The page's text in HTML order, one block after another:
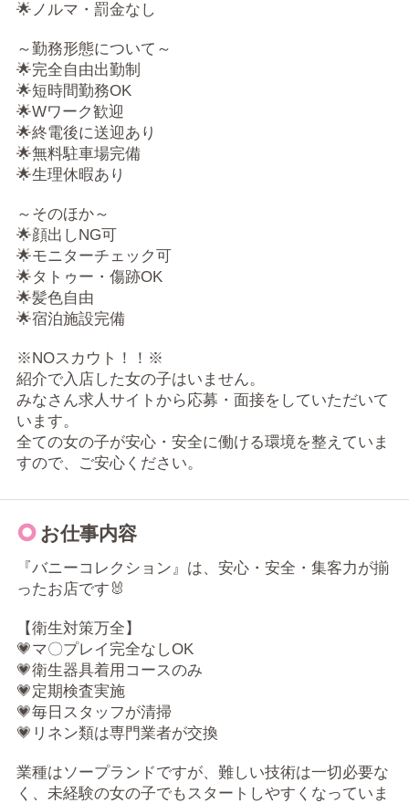
🌟ノルマ・罰金なし
～勤務形態について～
🌟完全自由出勤制
🌟短時間勤務OK
🌟Wワーク歓迎
🌟終電後に送迎あり
🌟無料駐車場完備
🌟生理休暇あり
～そのほか～
🌟顔出しNG可
🌟モニターチェック可
🌟タトゥー・傷跡OK
🌟髪色自由
🌟宿泊施設完備
※NOスカウト！！※
紹介で入店した女の子はいません。
みなさん求人サイトから応募・面接をしていただいて
います。
全ての女の子が安心・安全に働ける環境を整えていま
すので、ご安心ください。
お仕事内容
『バニーコレクション』は、安心・安全・集客力が揃
ったお店です🐰
【衛生対策万全】
💗マ〇プレイ完全なしOK
💗衛生器具着用コースのみ
💗定期検査実施
💗毎日スタッフが清掃
💗リネン類は専門業者が交換
業種はソープランドですが、難しい技術は一切必要な
く、未経験の女の子でもスタートしやすくなっていま